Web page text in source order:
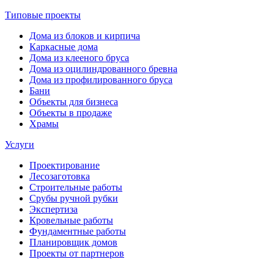
Типовые проекты
Дома из блоков и кирпича
Каркасные дома
Дома из клееного бруса
Дома из оцилиндрованного бревна
Дома из профилированного бруса
Бани
Объекты для бизнеса
Объекты в продаже
Храмы
Услуги
Проектирование
Лесозаготовка
Строительные работы
Срубы ручной рубки
Экспертиза
Кровельные работы
Фундаментные работы
Планировщик домов
Проекты от партнеров